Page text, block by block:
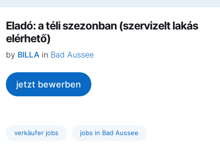
Eladó: a téli szezonban (szervizelt lakás
elérhető)
by BILLA in Bad Aussee
jetzt bewerben
verkäufer jobs jobs in Bad Aussee